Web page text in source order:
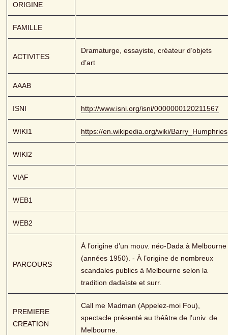
ORIGINE
FAMILLE
ACTIVITES
Dramaturge, essayiste, créateur d’objets
d’art
AAAB
ISNI http://www.isni.org/isni/0000000120211567
WIKI1 https://en.wikipedia.org/wiki/Barry_Humphries
WIKI2
VIAF
WEB1
WEB2
PARCOURS
À l’origine d’un mouv. néo-Dada à Melbourne
(années 1950). - À l’origine de nombreux
scandales publics à Melbourne selon la
tradition dadaïste et surr.
PREMIERE
CREATION
Call me Madman (Appelez-moi Fou),
spectacle présenté au théâtre de l’univ. de
Melbourne.